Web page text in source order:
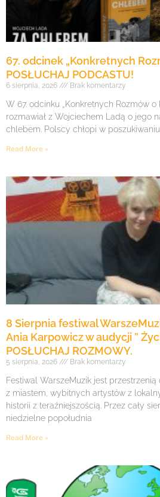
67. odcinek „Konkretnych
POSŁUCHAJ PODCASTU!
6 sierpnia, 2026 Brak komentarzy
W 67. odcinku „Konkretnych Rozmów o
rozmawiał z Wojciechem Ladą o jego
chlebem. Polscy chłopi w poszukiwaniu
Read More »
8 Sierpnia festiwal
Ania Karpowicz w audycji ”
POSŁUCHAJ ROZMOWY.
5 sierpnia, 2026 Brak komentarzy
Festiwal WarszeMuzik jest
z miastem, wybitnych artystów z
historii z teraźniejszością. Przez cały
niedzielne popołudnia
Read More »